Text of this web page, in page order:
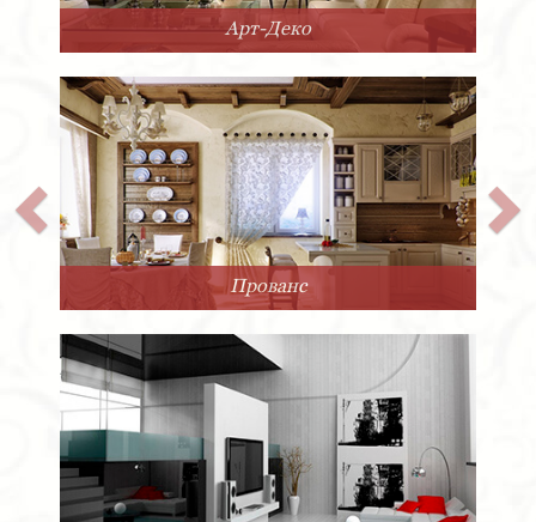
Арт-Деко
Прованс